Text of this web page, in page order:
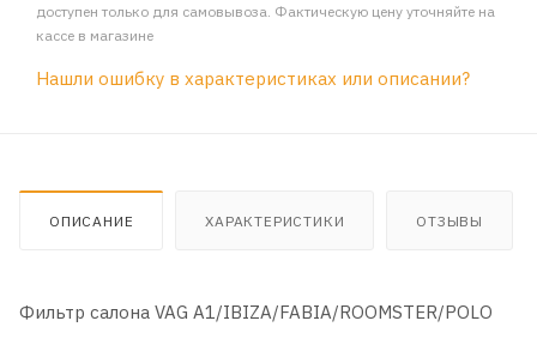
доступен только для самовывоза. Фактическую цену уточняйте на
кассе в магазине
Нашли ошибку в характеристиках или описании?
ОПИСАНИЕ ХАРАКТЕРИСТИКИ ОТЗЫВЫ
Фильтр салона VAG A1/IBIZA/FABIA/ROOMSTER/POLO